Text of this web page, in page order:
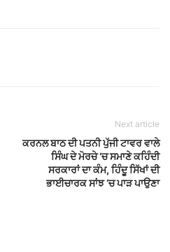
Next article
ਕਰਨਲ ਬਾਠ ਦੀ ਪਤਨੀ ਪੁੱਜੀ ਟਾਵਰ ਵਾਲੇ
ਸਿੰਘ ਦੇ ਮੋਰਚੇ ‘ਚ ਸਮਾਣੇ ਕਹਿੰਦੀ
ਸਰਕਾਰਾਂ ਦਾ ਕੰਮ, ਹਿੰਦੂ ਸਿੱਖਾਂ ਦੀ
ਭਾਈਚਾਰਕ ਸਾਂਝ ‘ਚ ਪਾੜ ਪਾਉਣਾ